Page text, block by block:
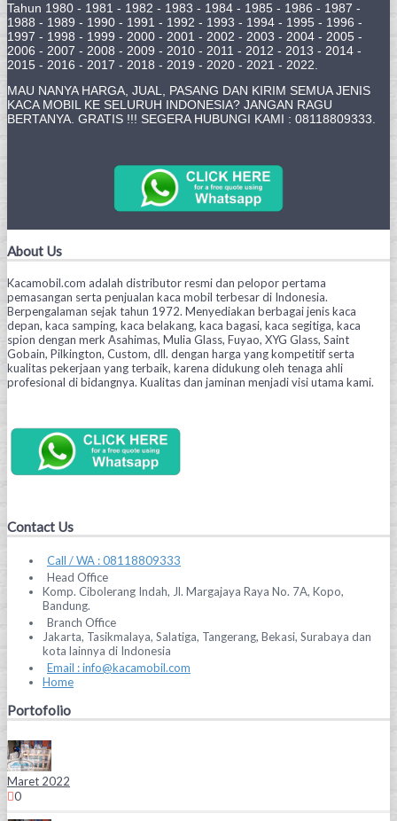
Tahun 1980 - 1981 - 1982 - 1983 - 1984 - 1985 - 1986 - 1987 -
1988 - 1989 - 1990 - 1991 - 1992 - 1993 - 1994 - 1995 - 1996 -
1997 - 1998 - 1999 - 2000 - 2001 - 2002 - 2003 - 2004 - 2005 -
2006 - 2007 - 2008 - 2009 - 2010 - 2011 - 2012 - 2013 - 2014 -
2015 - 2016 - 2017 - 2018 - 2019 - 2020 - 2021 - 2022.
MAU NANYA HARGA, JUAL, PASANG DAN KIRIM SEMUA JENIS
KACA MOBIL KE SELURUH INDONESIA? JANGAN RAGU
BERTANYA. GRATIS !!! SEGERA HUBUNGI KAMI : 08118809333.
About Us
Kacamobil.com adalah distributor resmi dan pelopor pertama
pemasangan serta penjualan kaca mobil terbesar di Indonesia.
Berpengalaman sejak tahun 1972. Menyediakan berbagai jenis kaca
depan, kaca samping, kaca belakang, kaca bagasi, kaca segitiga, kaca
spion dengan merk Asahimas, Mulia Glass, Fuyao, XYG Glass, Saint
Gobain, Pilkington, Custom, dll. dengan harga yang kompetitif serta
kualitas pekerjaan yang terbaik, karena didukung oleh tenaga ahli
profesional di bidangnya. Kualitas dan jaminan menjadi visi utama kami.
Contact Us
Call / WA : 08118809333
Head Office
Komp. Cibolerang Indah, Jl. Margajaya Raya No. 7A, Kopo,
Bandung.
Branch Office
Jakarta, Tasikmalaya, Salatiga, Tangerang, Bekasi, Surabaya dan
kota lainnya di Indonesia
Email : info@kacamobil.com
Home
Portofolio
Maret 2022
0